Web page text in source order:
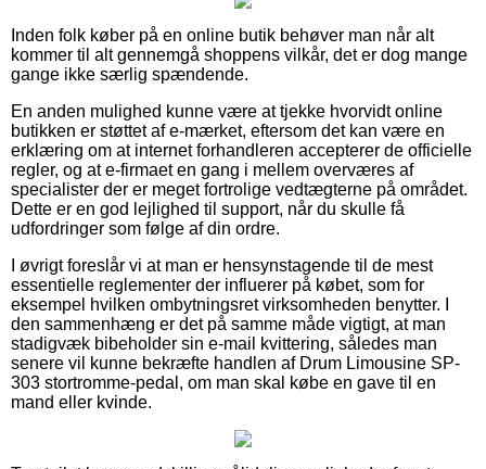
Inden folk køber på en online butik behøver man når alt
kommer til alt gennemgå shoppens vilkår, det er dog mange
gange ikke særlig spændende.
En anden mulighed kunne være at tjekke hvorvidt online
butikken er støttet af e-mærket, eftersom det kan være en
erklæring om at internet forhandleren accepterer de officielle
regler, og at e-firmaet en gang i mellem overværes af
specialister der er meget fortrolige vedtægterne på området.
Dette er en god lejlighed til support, når du skulle få
udfordringer som følge af din ordre.
I øvrigt foreslår vi at man er hensynstagende til de mest
essentielle reglementer der influerer på købet, som for
eksempel hvilken ombytningsret virksomheden benytter. I
den sammenhæng er det på samme måde vigtigt, at man
stadigvæk bibeholder sin e-mail kvittering, således man
senere vil kunne bekræfte handlen af Drum Limousine SP-
303 stortromme-pedal, om man skal købe en gave til en
mand eller kvinde.